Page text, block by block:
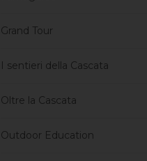
Grand Tour
I sentieri della Cascata
Oltre la Cascata
Outdoor Education